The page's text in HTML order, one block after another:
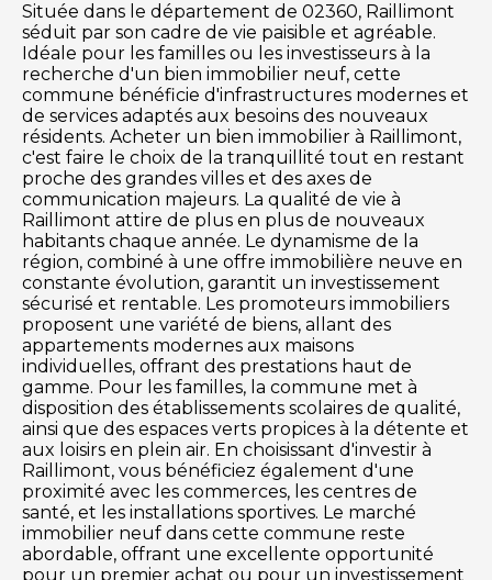
Située dans le département de 02360, Raillimont
séduit par son cadre de vie paisible et agréable.
Idéale pour les familles ou les investisseurs à la
recherche d'un bien immobilier neuf, cette
commune bénéficie d'infrastructures modernes et
de services adaptés aux besoins des nouveaux
résidents. Acheter un bien immobilier à Raillimont,
c'est faire le choix de la tranquillité tout en restant
proche des grandes villes et des axes de
communication majeurs. La qualité de vie à
Raillimont attire de plus en plus de nouveaux
habitants chaque année. Le dynamisme de la
région, combiné à une offre immobilière neuve en
constante évolution, garantit un investissement
sécurisé et rentable. Les promoteurs immobiliers
proposent une variété de biens, allant des
appartements modernes aux maisons
individuelles, offrant des prestations haut de
gamme. Pour les familles, la commune met à
disposition des établissements scolaires de qualité,
ainsi que des espaces verts propices à la détente et
aux loisirs en plein air. En choisissant d'investir à
Raillimont, vous bénéficiez également d'une
proximité avec les commerces, les centres de
santé, et les installations sportives. Le marché
immobilier neuf dans cette commune reste
abordable, offrant une excellente opportunité
pour un premier achat ou pour un investissement